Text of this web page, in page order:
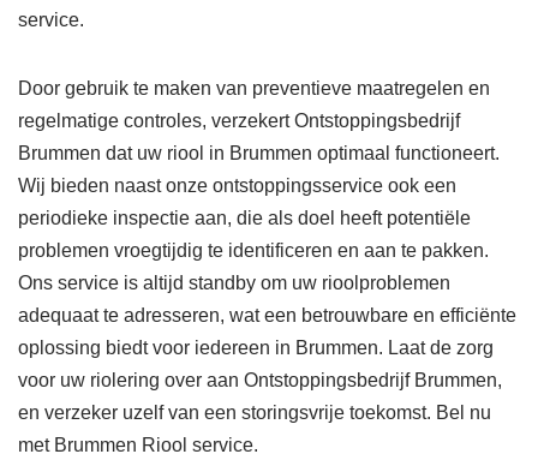
service.
Door gebruik te maken van preventieve maatregelen en
regelmatige controles, verzekert Ontstoppingsbedrijf
Brummen dat uw riool in Brummen optimaal functioneert.
Wij bieden naast onze ontstoppingsservice ook een
periodieke inspectie aan, die als doel heeft potentiële
problemen vroegtijdig te identificeren en aan te pakken.
Ons service is altijd standby om uw rioolproblemen
adequaat te adresseren, wat een betrouwbare en efficiënte
oplossing biedt voor iedereen in Brummen. Laat de zorg
voor uw riolering over aan Ontstoppingsbedrijf Brummen,
en verzeker uzelf van een storingsvrije toekomst. Bel nu
met Brummen Riool service.